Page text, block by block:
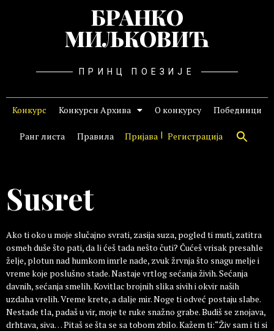
БРАНКО
МИЉКОВИЋ
ПРИНЦ ПОЕЗИЈЕ
Конкурс Конкурси Архива О конкурсу Победници
Ранг листа Правила Пријава Регистрација
Susret
Ako ti oko u moje slučajno svrati, zasija suza, pogled ti muti, zatitra
osmeh duše što pati, da li ćeš tada nešto čuti? Čućeš vrisak presahle
želje, plotun nad humkom imrle nade, zvuk žrvnja što snagu melje i
vreme koje poslušno stade. Nastaje vrtlog sećanja živih. Sećanja
davnih, sećanja smelih. Kovitlac brojnih slika sivih i okvir naših
uzdaha vrelih. Vreme krete, a dalje mir. Noge ti odveć postaju slabe.
Nestade tla, padaš u vir, moje te ruke snažno grabe. Budiš se znojava,
drhtava, siva… Pitaš se šta se sa tobom zbilo. Kažem ti:“Živ sam i ti si